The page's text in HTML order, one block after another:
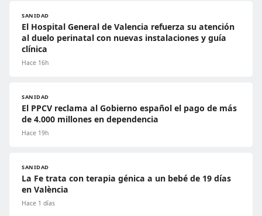
SANIDAD
El Hospital General de Valencia refuerza su atención
al duelo perinatal con nuevas instalaciones y guía
clínica
Hace 16h
SANIDAD
El PPCV reclama al Gobierno español el pago de más
de 4.000 millones en dependencia
Hace 19h
SANIDAD
La Fe trata con terapia génica a un bebé de 19 días
en València
Hace 1 días